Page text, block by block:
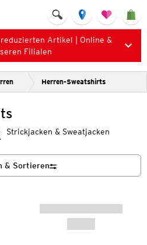
Artikel | Online &
Filialen
Herren-Sweatshirts
Strickjacken & Sweatjacken
& Sortieren